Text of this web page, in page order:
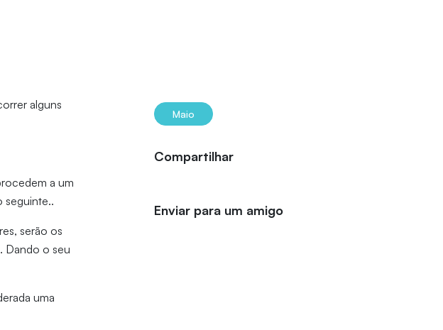
alguns
a um
seguinte..
serão os
Dando o seu
uma
Maio
Compartilhar
Enviar para um amigo